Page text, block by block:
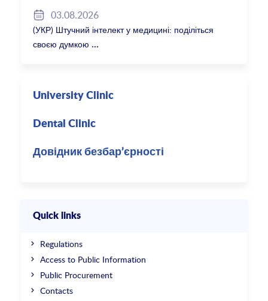
03.08.2026
(УКР) Штучний інтелект у медицині: поділіться
своєю думкою
University Clinic
Dental Clinic
Довідник безбар’єрності
Quick links
Regulations
Access to Public Information
Public Procurement
Contacts